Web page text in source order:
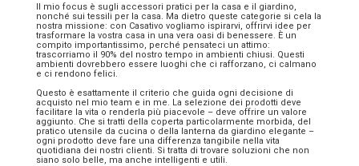
Il mio focus è sugli accessori pratici per la casa e il giardino,
nonché sui tessili per la casa. Ma dietro queste categorie si cela la
nostra missione: con Casativo vogliamo ispirarvi, offrirvi idee per
trasformare la vostra casa in una vera oasi di benessere. È un
compito importantissimo, perché pensateci un attimo:
trascorriamo il 90% del nostro tempo in ambienti chiusi. Questi
ambienti dovrebbero essere luoghi che ci rafforzano, ci calmano
e ci rendono felici.
Questo è esattamente il criterio che guida ogni decisione di
acquisto nel mio team e in me. La selezione dei prodotti deve
facilitare la vita o renderla più piacevole – deve offrire un valore
aggiunto. Che si tratti della coperta particolarmente morbida, del
pratico utensile da cucina o della lanterna da giardino elegante –
ogni prodotto deve fare una differenza tangibile nella vita
quotidiana dei nostri clienti. Si tratta di trovare soluzioni che non
siano solo belle, ma anche intelligenti e utili.